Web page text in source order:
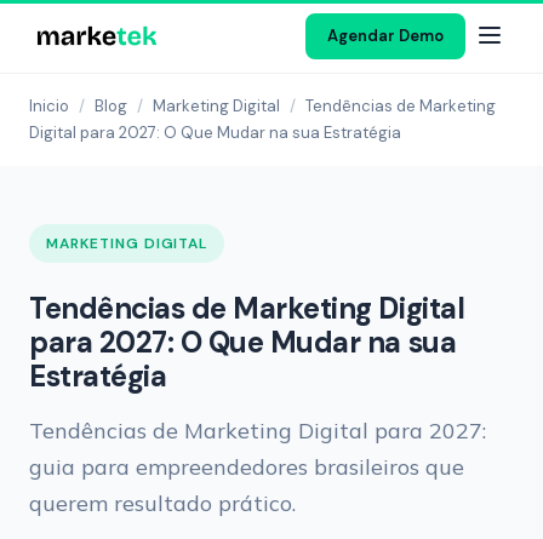
Agendar Demo
Inicio / Blog / Marketing Digital / Tendências de Marketing
Digital para 2027: O Que Mudar na sua Estratégia
MARKETING DIGITAL
Tendências de Marketing Digital
para 2027: O Que Mudar na sua
Estratégia
Tendências de Marketing Digital para 2027:
guia para empreendedores brasileiros que
querem resultado prático.